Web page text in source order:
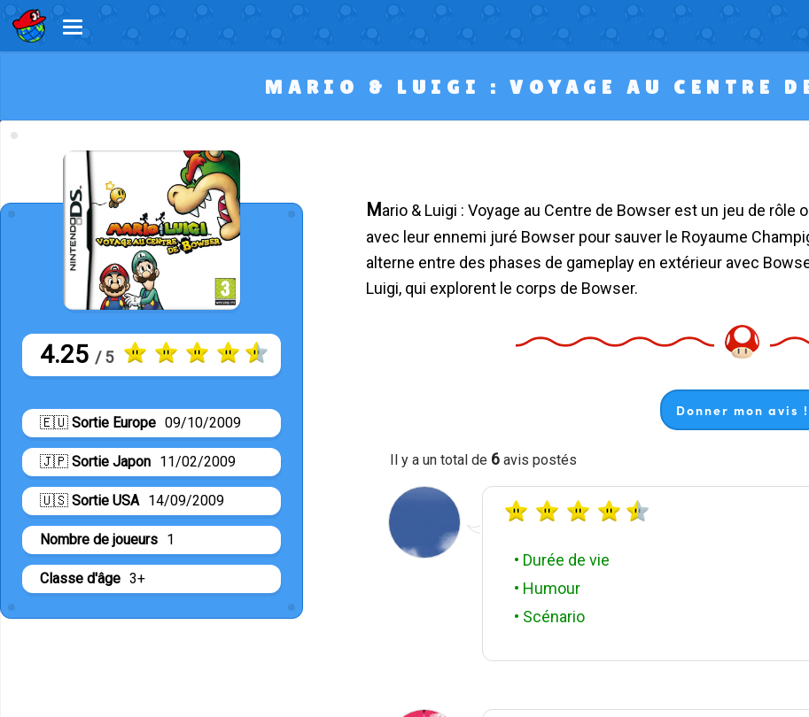
MARIO & LUIGI : VOYAGE AU CENTRE
4.25 / 5
🇪🇺 Sortie Europe 09/10/2009
🇯🇵 Sortie Japon 11/02/2009
🇺🇸 Sortie USA 14/09/2009
Nombre de joueurs 1
Classe d'âge 3+
Mario & Luigi : Voyage au Centre de Bowser est un jeu de rôle où les frères plombiers doivent collaborer
avec leur ennemi juré Bowser pour sauver le Royaume
alterne entre des phases de gameplay en extérieur avec
Luigi, qui explorent le corps de Bowser.
Donner mon avis !
Il y a un total de 6avis postés
• Durée de vie
• Humour
• Scénario